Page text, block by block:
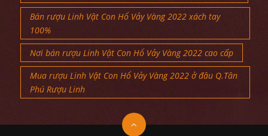
Bán rượu Linh Vật Con Hổ Vảy Vàng 2022 xách tay
100%
Nơi bán rượu Linh Vật Con Hổ Vảy Vàng 2022 cao cấp
Mua rượu Linh Vật Con Hổ Vảy Vàng 2022 ở đâu Q.Tân
Phú Rượu Linh